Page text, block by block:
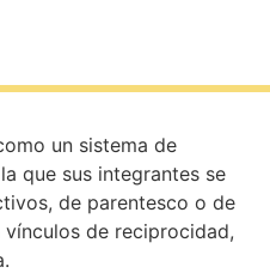
un sistema de
que sus integrantes se
de parentesco o de
de reciprocidad,